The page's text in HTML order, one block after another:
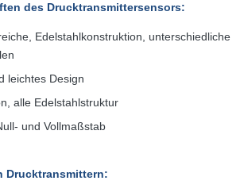
des Drucktransmittersensors:
Edelstahlkonstruktion, unterschiedliche
leichtes Design
alle Edelstahlstruktur
und Vollmaßstab
Drucktransmittern: